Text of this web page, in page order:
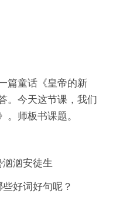
篇童话《皇帝的新
。今天这节课，我们
。师板书课题。
汹安徒生
好词好句呢？